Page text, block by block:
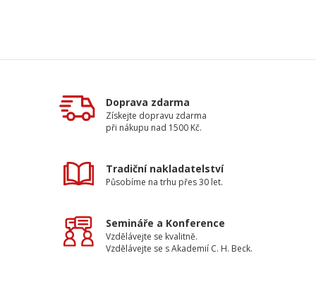
Doprava zdarma
Získejte dopravu zdarma
při nákupu nad 1500 Kč.
Tradiční nakladatelství
Působíme na trhu přes 30 let.
Semináře a Konference
Vzdělávejte se kvalitně.
Vzdělávejte se s Akademií C. H. Beck.